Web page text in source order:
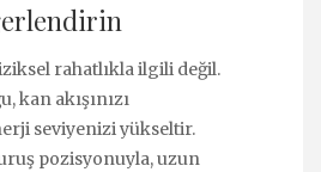
rahatlıkla ilgili değil.
kan akışınızı
seviyenizi yükseltir.
pozisyonuyla, uzun